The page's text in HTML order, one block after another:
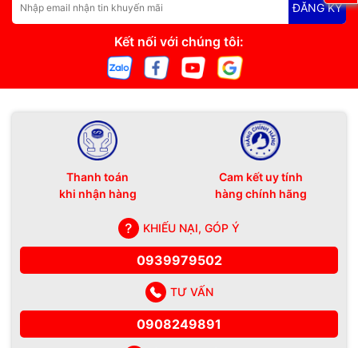
ĐĂNG KÝ
Kết nối với chúng tôi:
Thanh toán
khi nhận hàng
Cam kết uy tính
hàng chính hãng
KHIẾU NẠI, GÓP Ý
0939979502
TƯ VẤN
0908249891